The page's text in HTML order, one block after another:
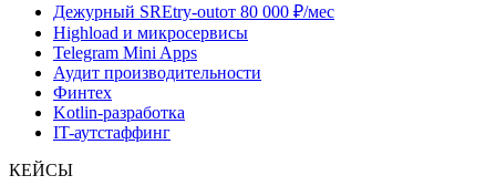
Дежурный SREtry-outот 80 000 ₽/мес
Highload и микросервисы
Telegram Mini Apps
Аудит производительности
Финтех
Kotlin-разработка
IT-аутстаффинг
КЕЙСЫ